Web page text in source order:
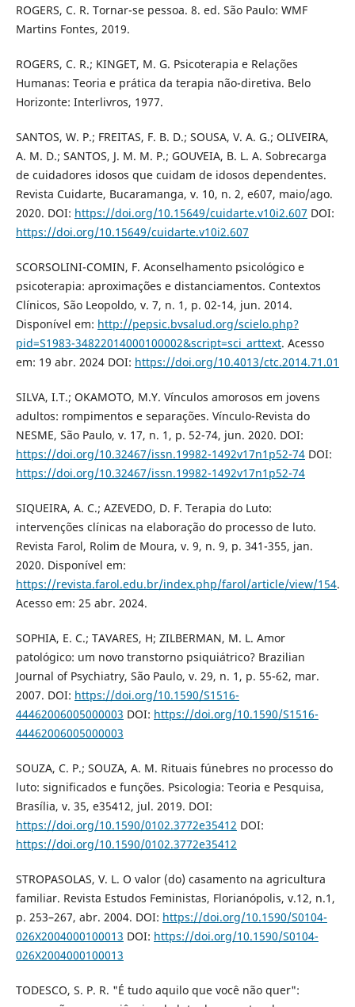
ROGERS, C. R. Tornar-se pessoa. 8. ed. São Paulo: WMF
Martins Fontes, 2019.
ROGERS, C. R.; KINGET, M. G. Psicoterapia e Relações
Humanas: Teoria e prática da terapia não-diretiva. Belo
Horizonte: Interlivros, 1977.
SANTOS, W. P.; FREITAS, F. B. D.; SOUSA, V. A. G.; OLIVEIRA,
A. M. D.; SANTOS, J. M. M. P.; GOUVEIA, B. L. A. Sobrecarga
de cuidadores idosos que cuidam de idosos dependentes.
Revista Cuidarte, Bucaramanga, v. 10, n. 2, e607, maio/ago.
2020. DOI: https://doi.org/10.15649/cuidarte.v10i2.607 DOI:
https://doi.org/10.15649/cuidarte.v10i2.607
SCORSOLINI-COMIN, F. Aconselhamento psicológico e
psicoterapia: aproximações e distanciamentos. Contextos
Clínicos, São Leopoldo, v. 7, n. 1, p. 02-14, jun. 2014.
Disponível em: http://pepsic.bvsalud.org/scielo.php?
pid=S1983-34822014000100002&script=sci_arttext. Acesso
em: 19 abr. 2024 DOI: https://doi.org/10.4013/ctc.2014.71.01
SILVA, I.T.; OKAMOTO, M.Y. Vínculos amorosos em jovens
adultos: rompimentos e separações. Vínculo-Revista do
NESME, São Paulo, v. 17, n. 1, p. 52-74, jun. 2020. DOI:
https://doi.org/10.32467/issn.19982-1492v17n1p52-74DOI:
https://doi.org/10.32467/issn.19982-1492v17n1p52-74
SIQUEIRA, A. C.; AZEVEDO, D. F. Terapia do Luto:
intervenções clínicas na elaboração do processo de luto.
Revista Farol, Rolim de Moura, v. 9, n. 9, p. 341-355, jan.
2020. Disponível em:
https://revista.farol.edu.br/index.php/farol/article/view/154.
Acesso em: 25 abr. 2024.
SOPHIA, E. C.; TAVARES, H; ZILBERMAN, M. L. Amor
patológico: um novo transtorno psiquiátrico? Brazilian
Journal of Psychiatry, São Paulo, v. 29, n. 1, p. 55-62, mar.
2007. DOI: https://doi.org/10.1590/S1516-
44462006005000003 DOI: https://doi.org/10.1590/S1516-
44462006005000003
SOUZA, C. P.; SOUZA, A. M. Rituais fúnebres no processo do
luto: significados e funções. Psicologia: Teoria e Pesquisa,
Brasília, v. 35, e35412, jul. 2019. DOI:
https://doi.org/10.1590/0102.3772e35412 DOI:
https://doi.org/10.1590/0102.3772e35412
STROPASOLAS, V. L. O valor (do) casamento na agricultura
familiar. Revista Estudos Feministas, Florianópolis, v.12, n.1,
p. 253–267, abr. 2004. DOI: https://doi.org/10.1590/S0104-
026X2004000100013 DOI: https://doi.org/10.1590/S0104-
026X2004000100013
TODESCO, S. P. R. "É tudo aquilo que você não quer":